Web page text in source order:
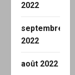
2022
septembre
2022
août 2022